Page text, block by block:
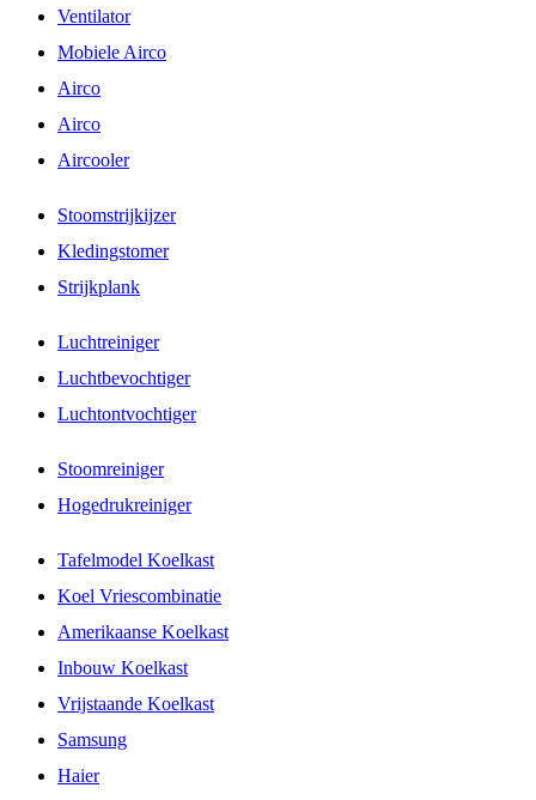
Ventilator
Mobiele Airco
Airco
Airco
Aircooler
Stoomstrijkijzer
Kledingstomer
Strijkplank
Luchtreiniger
Luchtbevochtiger
Luchtontvochtiger
Stoomreiniger
Hogedrukreiniger
Tafelmodel Koelkast
Koel Vriescombinatie
Amerikaanse Koelkast
Inbouw Koelkast
Vrijstaande Koelkast
Samsung
Haier